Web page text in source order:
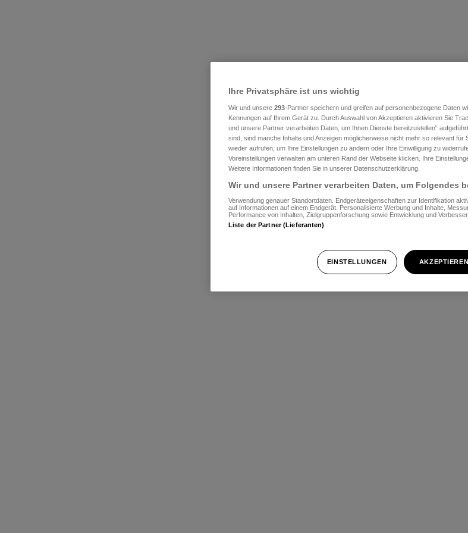
Ihre Privatsphäre ist uns wichtig
Wir und unsere 293-Partner speichern und greifen auf personenbezogene Daten
Kennungen auf Ihrem Gerät zu. Durch Auswahl von Akzeptieren aktivieren Sie
und unsere Partner verarbeiten Daten, um Ihnen Dienste bereitzustellen“
sind, sind manche Inhalte und Anzeigen möglicherweise nicht mehr so relevant für
wieder aufrufen, um Ihre Einstellungen zu ändern oder Ihre Einwilligung zu
Voreinstellungen verwalten am unteren Rand der Webseite klicken. Ihre
Weitere Informationen finden Sie in unserer Datenschutzerklärung.
Wir und unsere Partner verarbeiten Daten, um Folgendes
Verwendung genauer Standortdaten. Endgeräteeigenschaften zur Identifikation
auf Informationen auf einem Endgerät. Personalisierte Werbung und Inhalte,
Performance von Inhalten, Zielgruppenforschung sowie Entwicklung und
Liste der Partner (Lieferanten)
EINSTELLUNGEN AKZEPTIEREN